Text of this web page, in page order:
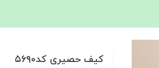
کیف حصیری کد۵۶۹۰